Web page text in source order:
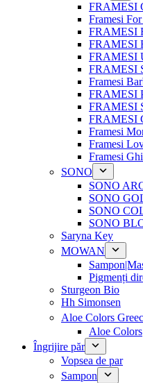
FRAMESI
Framesi
FRAMESI
FRAMESI
FRAMESI
FRAMESI
Framesi
FRAMESI
FRAMESI
FRAMESI
Framesi
Framesi
Framesi
SONO
SONO
SONO
SONO
SONO
Saryna Key
MOWAN
Pigmenți
Sturgeon Bio
Hh Simonsen
Aloe Colors
Aloe Colors
Îngrijire păr
Vopsea de par
Sampon